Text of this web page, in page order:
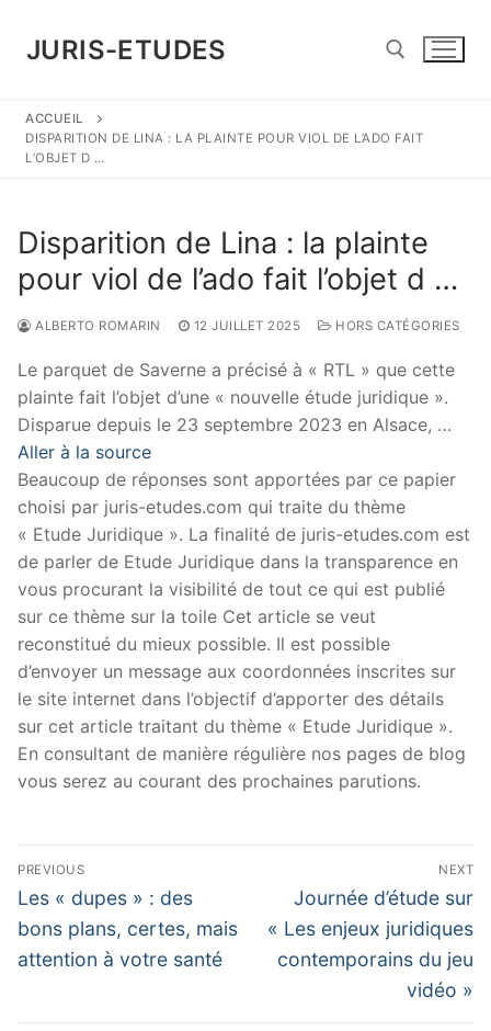
contenu
JURIS-ETUDES
Rechercher :
ACCUEIL
DISPARITION DE LINA : LA PLAINTE POUR VIOL DE L’ADO FAIT
L’OBJET D …
Disparition de Lina : la plainte
pour viol de l’ado fait l’objet d …
ALBERTO ROMARIN 12 JUILLET 2025 HORS CATÉGORIES
Le parquet de Saverne a précisé à « RTL » que cette
plainte fait l’objet d’une « nouvelle étude juridique ».
Disparue depuis le 23 septembre 2023 en Alsace, …
Aller à la source
Beaucoup de réponses sont apportées par ce papier
choisi par juris-etudes.com qui traite du thème
« Etude Juridique ». La finalité de juris-etudes.com est
de parler de Etude Juridique dans la transparence en
vous procurant la visibilité de tout ce qui est publié
sur ce thème sur la toile Cet article se veut
reconstitué du mieux possible. Il est possible
d’envoyer un message aux coordonnées inscrites sur
le site internet dans l’objectif d’apporter des détails
sur cet article traitant du thème « Etude Juridique ».
En consultant de manière régulière nos pages de blog
vous serez au courant des prochaines parutions.
Navigation
de
l’article
PREVIOUS
Previous
post:
Les « dupes » : des
bons plans, certes, mais
attention à votre santé
NEXT
Next
post:
Journée d’étude sur
« Les enjeux juridiques
contemporains du jeu
vidéo »